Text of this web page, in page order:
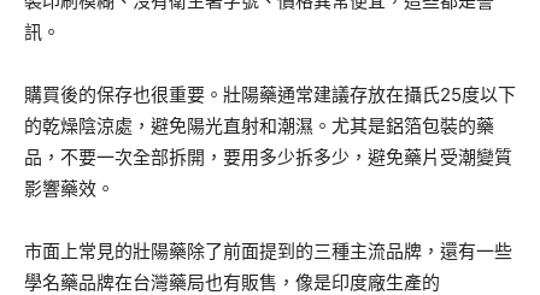
訊。
購買後的保存也很重要。壯陽藥通常建議存放在攝氏25度以下
的乾燥陰涼處，避免陽光直射和潮濕。尤其是鋁箔包裝的藥
品，不要一次全部拆開，要用多少拆多少，避免藥片受潮變質
影響藥效。
市面上常見的壯陽藥除了前面提到的三種主流品牌，還有一些
學名藥品牌在台灣藥局也有販售，像是印度廠生產的